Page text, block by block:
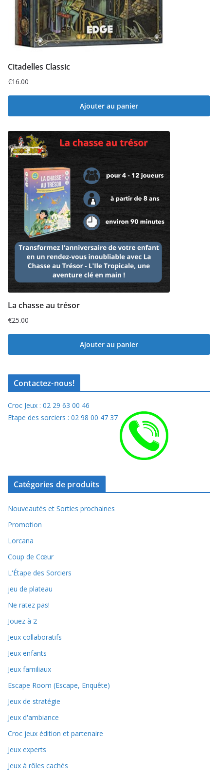
Citadelles Classic
€16.00
Ajouter au panier
La chasse au trésor
€25.00
Ajouter au panier
Contactez-nous!
Croc Jeux : 02 29 63 00 46
Etape des sorciers : 02 98 00 47 37
Catégories de produits
Nouveautés et Sorties prochaines
Promotion
Lorcana
Coup de Cœur
L'Étape des Sorciers
jeu de plateau
Ne ratez pas!
Jouez à 2
Jeux collaboratifs
Jeux enfants
Jeux familiaux
Escape Room (Escape, Enquête)
Jeux de stratégie
Jeux d'ambiance
Croc jeux édition et partenaire
Jeux experts
Jeux à rôles cachés